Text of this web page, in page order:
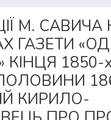
М. САВИЧА
ГАЗЕТИ
КІНЦЯ
КИРИЛО-